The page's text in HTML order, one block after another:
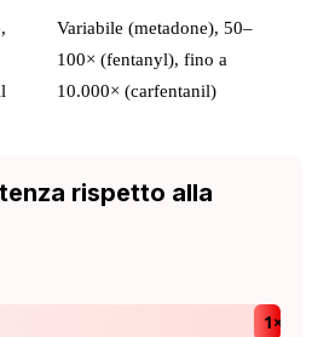
Variabile (metadone), 50–
100× (fentanyl), fino a
10.000× (carfentanil)
rispetto alla
1×